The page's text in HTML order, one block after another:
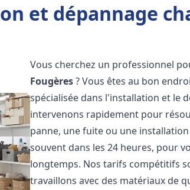
et dépannage
Vous cherchez un professionnel
Fougères? Vous êtes au bon
spécialisée dans l'installation et le
intervenons rapidement pour
panne, une fuite ou une
souvent dans les 24 heures, pour
longtemps. Nos tarifs compétitifs
travaillons avec des matériaux de